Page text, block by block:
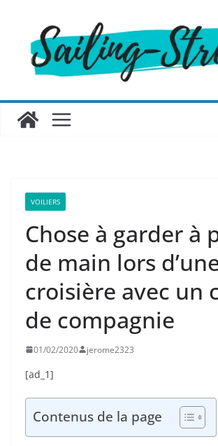
contenu
VOILIERS
Chose à garder à
de main lors
croisière avec un
de compagnie
01/02/2020 jerome2323
[ad_1]
Contenus de la page